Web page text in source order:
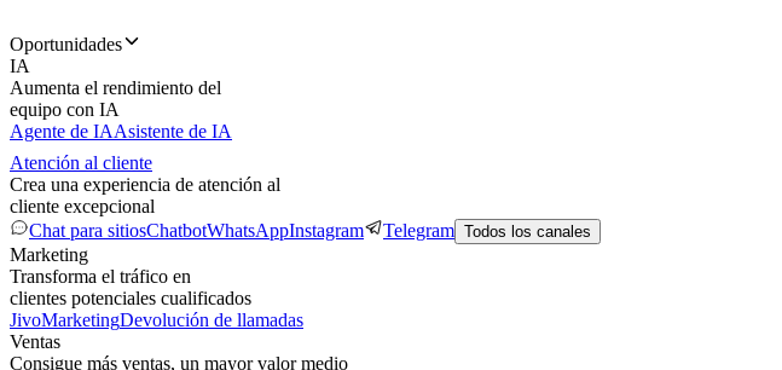
Oportunidades
IA
Aumenta el rendimiento del
equipo con IA
Agente de IAAsistente de IA
Atención al cliente
Crea una experiencia de atención al
cliente excepcional
Chat para sitiosChatbotWhatsAppInstagram Telegram Todos los canales
Marketing
Transforma el tráfico en
clientes potenciales cualificados
JivoMarketingDevolución de llamadas
Ventas
Consigue más ventas, un mayor valor medio